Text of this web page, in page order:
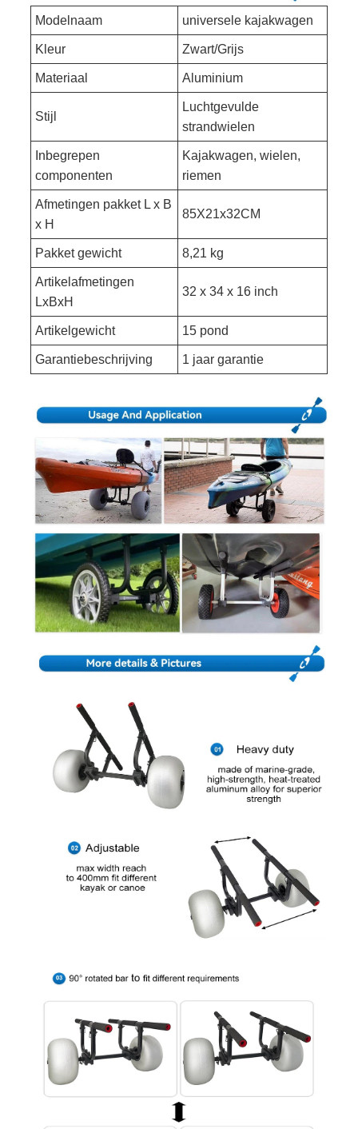
Modelnaam universele kajakwagen
Kleur ‎Zwart/Grijs
Materiaal ‎Aluminium
Stijl
‎Luchtgevulde
strandwielen
Inbegrepen
componenten
Kajakwagen, wielen,
riemen
Afmetingen pakket L x B
x H
85X21x32CM
Pakket gewicht ‎8,21 kg
Artikelafmetingen
LxBxH
32 x 34 x 16 inch
Artikelgewicht ‎15 pond
Garantiebeschrijving ‎1 jaar garantie